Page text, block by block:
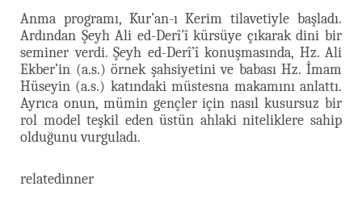
Anma programı, Kur’an-ı Kerim tilavetiyle başladı.
Ardından Şeyh Ali ed-Derî’î kürsüye çıkarak dini bir
seminer verdi. Şeyh ed-Derî’î konuşmasında, Hz. Ali
Ekber’in (a.s.) örnek şahsiyetini ve babası Hz. İmam
Hüseyin (a.s.) katındaki müstesna makamını anlattı.
Ayrıca onun, mümin gençler için nasıl kusursuz bir
rol model teşkil eden üstün ahlaki niteliklere sahip
olduğunu vurguladı.
relatedinner